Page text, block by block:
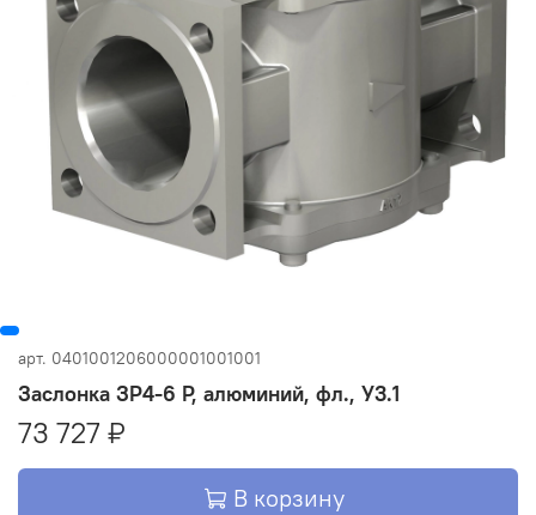
арт. 0401001206000001001001
Заслонка ЗР4-6 Р, алюминий, фл., У3.1
73 727 ₽
В корзину